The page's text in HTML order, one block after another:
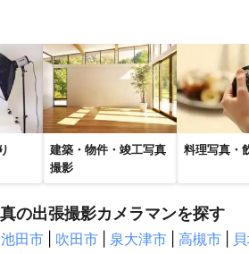
町 長岡京市 城陽市 久御山町
宇治田原町 京都市 笠置町 和
市 舞鶴市 与謝野町 宮津市
山市 大台町 紀北町 大紀町 鈴
建築・物件・竣工写真
撮影
料理写真・
の出張撮影カメラマンを探す
池田市 吹田市 泉大津市 高槻市